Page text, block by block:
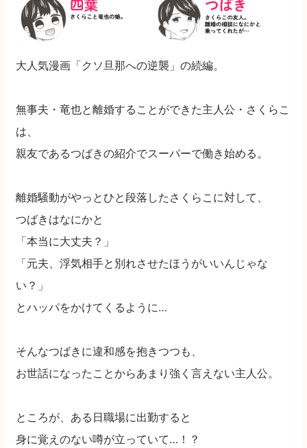
大人気漫画「クソ旦那への逆襲」の続編。
無事夫・竜也と離婚することができた主人公・さくらこ
は、
親友であるつばきの紹介でスーパーで働き始める。
離婚騒動がやっとひと段落したさくらこに対して、
つばきはなにかと
「本当に大丈夫？」
「元夫、浮気相手と別れさせたほうがいいんじゃな
い？」
とハッパをかけてくるように…
そんなつばきに違和感を抱きつつも、
お世話になったことからあまり強く言えない主人公。
ところが、ある日職場に出勤すると
身に覚えのない噂が立っていて…！？